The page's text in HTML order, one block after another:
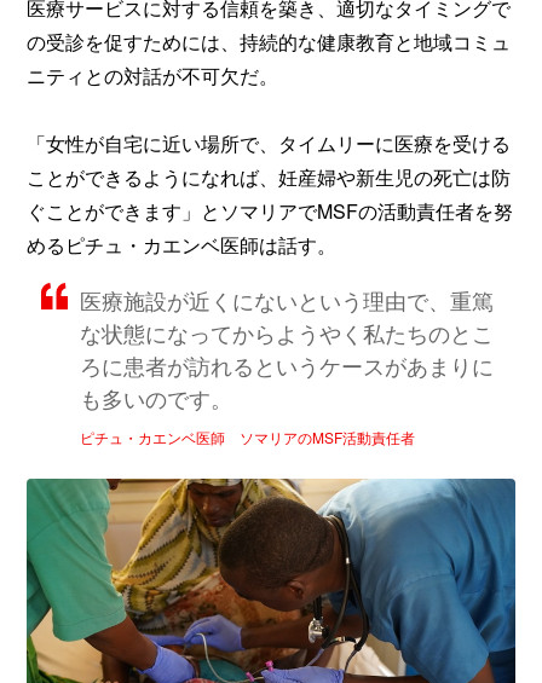
医療サービスに対する信頼を築き、適切なタイミングで
の受診を促すためには、持続的な健康教育と地域コミュ
ニティとの対話が不可欠だ。
「女性が自宅に近い場所で、タイムリーに医療を受ける
ことができるようになれば、妊産婦や新生児の死亡は防
ぐことができます」とソマリアでMSFの活動責任者を努
めるピチュ・カエンベ医師は話す。
医療施設が近くにないという理由で、重篤
な状態になってからようやく私たちのとこ
ろに患者が訪れるというケースがあまりに
も多いのです。
ピチュ・カエンベ医師 ソマリアのMSF活動責任者